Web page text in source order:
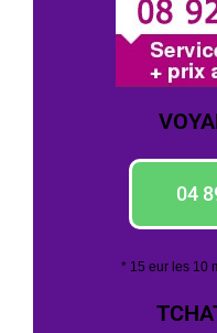
04
* 15 eur les 10